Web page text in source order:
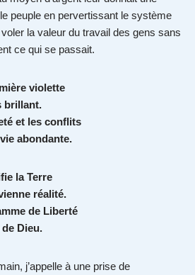
peuple en pervertissant le système
la valeur du travail des gens sans
ce qui se passait.
violette
brillant.
et les conflits
abondante.
la Terre
réalité.
de Liberté
Dieu.
j’appelle à une prise de